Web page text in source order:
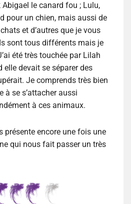
Abigael le canard fou ; Lulu,
pour un chien, mais aussi de
et d’autres que je vous
sont tous différents mais je
été très touchée par Lilah
elle devait se séparer des
Je comprends très bien
à se s’attacher aussi
à ces animaux.
présente encore une fois une
qui nous fait passer un très